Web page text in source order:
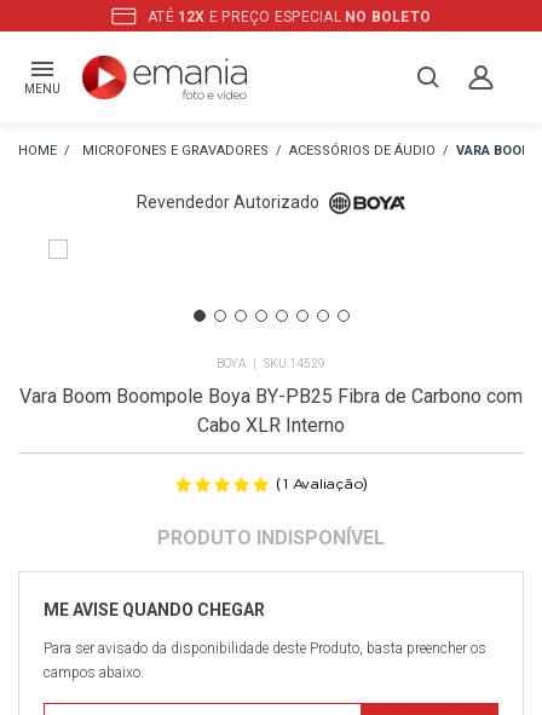
ATÉ 12X E PREÇO ESPECIAL NO BOLETO
MENU
MICROFONES E GRAVADORES ACESSÓRIOS DE ÁUDIO VARA BOOM
Revendedor Autorizado
BOYA 14529
Vara Boom Boompole Boya BY-PB25 Fibra de Carbono com
Cabo XLR Interno
(1 Avaliação)
Para ser avisado da disponibilidade deste Produto, basta preencher os
campos abaixo.